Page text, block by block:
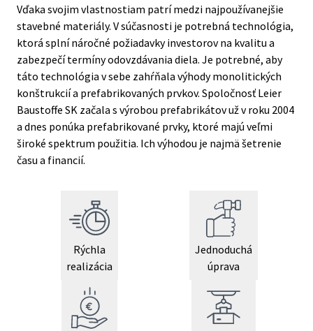
Vďaka svojim vlastnostiam patrí medzi najpoužívanejšie
stavebné materiály. V súčasnosti je potrebná technológia,
ktorá splní náročné požiadavky investorov na kvalitu a
zabezpečí termíny odovzdávania diela. Je potrebné, aby
táto technológia v sebe zahŕňala výhody monolitických
konštrukcií a prefabrikovaných prvkov. Spoločnosť Leier
Baustoffe SK začala s výrobou prefabrikátov už v roku 2004
a dnes ponúka prefabrikované prvky, ktoré majú veľmi
široké spektrum použitia. Ich výhodou je najmä šetrenie
času a financií.
Rýchla
realizácia
Jednoduchá
úprava